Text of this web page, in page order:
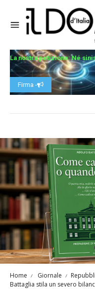
La nostra petizione: Né
Firma -
Home Giornale
Battaglia stila un severo